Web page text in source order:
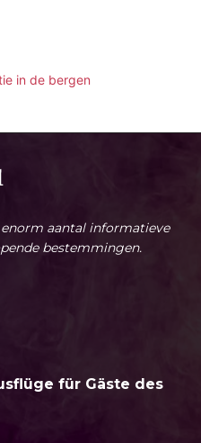
aantal informatieve
bestemmingen.
für Gäste des